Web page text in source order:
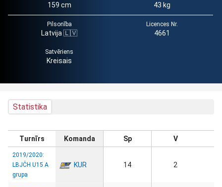
159 cm 43 kg
Pilsonība
Latvija 🇱🇻
Licences Nr.
4661
Satvēriens
Kreisais
Statistika
Turnīrs Komanda Sp V
2019/2020:
LBJČH U15 A
grupa
KUR 14 2